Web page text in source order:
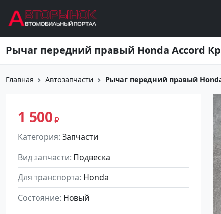
Рычаг передний правый Honda Accord
Главная Автозапчасти Рычаг передний правый
1 500
Категория Запчасти
Вид запчасти Подвеска
Для транспорта Honda
Состояние Новый